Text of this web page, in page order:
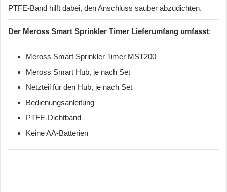
PTFE-Band hilft dabei, den Anschluss sauber abzudichten.
Der Meross Smart Sprinkler Timer Lieferumfang umfasst:
Meross Smart Sprinkler Timer MST200
Meross Smart Hub, je nach Set
Netzteil für den Hub, je nach Set
Bedienungsanleitung
PTFE-Dichtband
Keine AA-Batterien